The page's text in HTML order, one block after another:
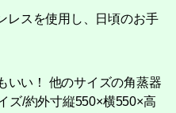
スを使用し、日頃のお手
いい！ 他のサイズの角蒸器
ズ/約外寸縦550×横550×高